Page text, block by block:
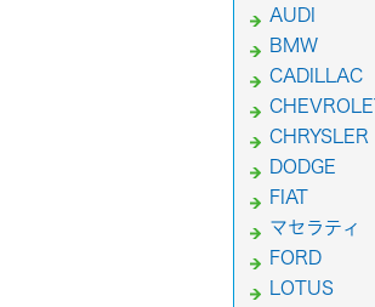
AUDI
BMW
CADILLAC
CHRYSLER
DODGE
FIAT
マセラティ
FORD
LOTUS